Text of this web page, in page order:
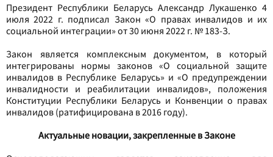
Президент Республики Беларусь Александр Лукашенко 4
июля 2022 г. подписал Закон «О правах инвалидов и их
социальной интеграции» от 30 июня 2022 г. № 183-З.
Закон является комплексным документом, в который
интегрированы нормы законов «О социальной защите
инвалидов в Республике Беларусь» и «О предупреждении
инвалидности и реабилитации инвалидов», положения
Конституции Республики Беларусь и Конвенции о правах
инвалидов (ратифицирована в 2016 году).
Актуальные новации, закрепленные в Законе